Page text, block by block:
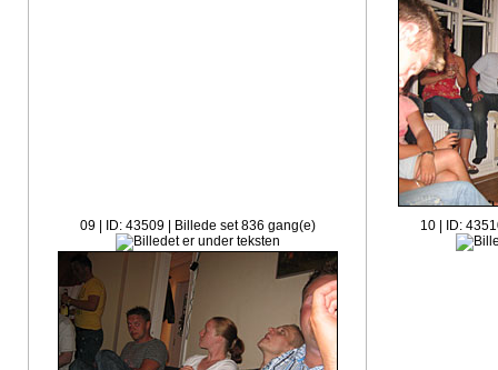
09 | ID: 43509 | Billede set 836 gang(e) 10 | ID: